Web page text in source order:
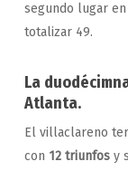
segundo lugar
totalizar 49.
La
Atlanta.
El villaclareno
con 12 triunfosy